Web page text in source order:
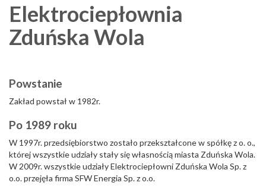
Elektrociepłownia
Zduńska Wola
Powstanie
Zakład powstał w 1982r.
Po 1989 roku
W 1997r. przedsiębiorstwo zostało przekształcone w spółkę z o. o.,
której wszystkie udziały stały się własnością miasta Zduńska Wola.
W 2009r. wszystkie udziały Elektrociepłowni Zduńska Wola Sp. z
o.o. przejęła firma SFW Energia Sp. z o.o.